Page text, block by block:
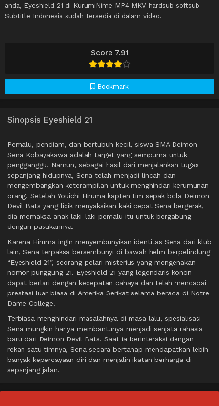
Score 7.91
Bookmark
anda, Eyeshield 21 di KurumiNime MP4 MKV hardsub softsub
Subtitle Indonesia sudah tersedia di dalam video.
Sinopsis Eyeshield 21
Pemalu, pendiam, dan bertubuh kecil, siswa SMA Deimon
Sena Kobayakawa adalah target yang sempurna untuk
pengganggu. Namun, sebagai hasil dari menjalankan tugas
sepanjang hidupnya, Sena telah menjadi lincah dan
mengembangkan keterampilan untuk menghindari kerumunan
orang. Setelah Youichi Hiruma kapten tim sepak bola Deimon
Devil Bats yang licik menyaksikan kaki cepat Sena bergerak,
dia memaksa anak laki-laki pemalu itu untuk bergabung
dengan pasukannya.
Karena Hiruma ingin menyembunyikan identitas Sena dari klub
lain, Sena terpaksa bersembunyi di bawah helm berpelindung
“Eyeshield 21”, seorang pelari misterius yang mengenakan
nomor punggung 21. Eyeshield 21 yang legendaris konon
dapat berlari dengan kecepatan cahaya dan telah mencapai
prestasi luar biasa di Amerika Serikat selama berada di Notre
Dame College.
Terbiasa menghindari masalahnya di masa lalu, spesialisasi
Sena mungkin hanya membantunya menjadi senjata rahasia
baru dari Deimon Devil Bats. Saat ia berinteraksi dengan
rekan satu timnya, Sena secara bertahap mendapatkan lebih
banyak kepercayaan diri dan menjalin ikatan berharga di
sepanjang jalan.